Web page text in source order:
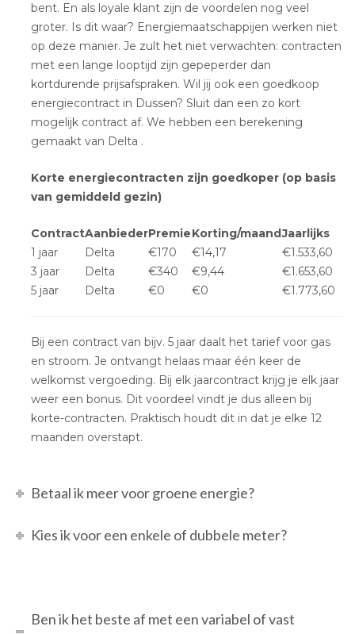
bent. En als loyale klant zijn de voordelen nog veel
groter. Is dit waar? Energiemaatschappijen werken niet
op deze manier. Je zult het niet verwachten: contracten
met een lange looptijd zijn gepeperder dan
kortdurende prijsafspraken. Wil jij ook een goedkoop
energiecontract in Dussen? Sluit dan een zo kort
mogelijk contract af. We hebben een berekening
gemaakt van Delta .
Korte energiecontracten zijn goedkoper (op basis
van gemiddeld gezin)
ContractAanbiederPremieKorting/maandJaarlijks
1 jaar
Delta €170 €14,17
€1.533,60
3 jaar
Delta €340 €9,44
€1.653,60
5 jaar
Delta €0 €0 €1.773,60
Bij een contract van bijv. 5 jaar daalt het tarief voor gas
en stroom. Je ontvangt helaas maar één keer de
welkomst vergoeding. Bij elk jaarcontract krijg je elk jaar
weer een bonus. Dit voordeel vindt je dus alleen bij
korte-contracten. Praktisch houdt dit in dat je elke 12
maanden overstapt.
Betaal ik meer voor groene energie?
Kies ik voor een enkele of dubbele meter?
Ben ik het beste af met een variabel of vast